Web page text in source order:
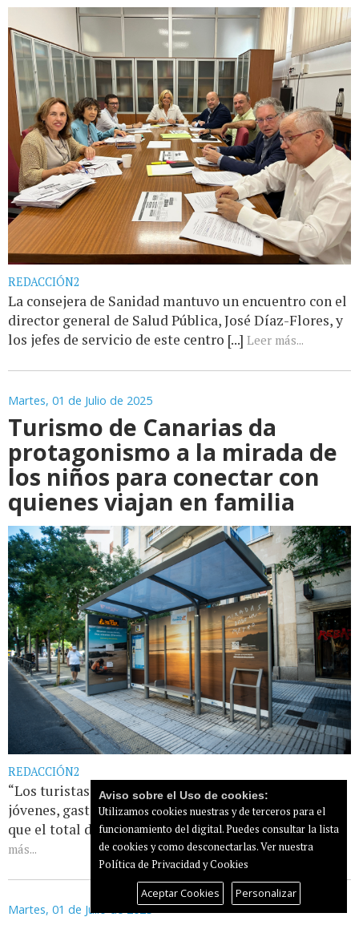
REDACCIÓN2
La consejera de Sanidad mantuvo un encuentro con el
director general de Salud Pública, José Díaz-Flores, y
los jefes de servicio de este centro [...] Leer más...
Martes, 01 de Julio de 2025
Turismo de Canarias da
protagonismo a la mirada de
los niños para conectar con
quienes viajan en familia
REDACCIÓN2
“Los turistas que vienen con sus hijos son más
jóvenes, gastan hasta 60 euros más de media al día
que el total de visitantes y se muestran más [...]Leer
más...
Martes, 01 de Julio de 2025
Aviso sobre el Uso de cookies:
Utilizamos cookies nuestras y de terceros para el
funcionamiento del digital. Puedes consultar la lista
de cookies y como desconectarlas.Ver nuestra
Política de Privacidad y Cookies
Aceptar Cookies Personalizar